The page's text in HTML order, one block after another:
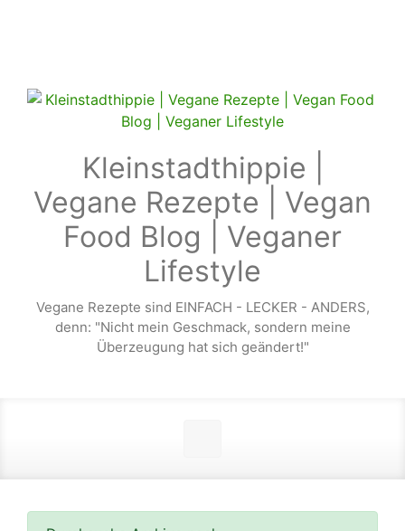
Kleinstadthippie |
Vegane Rezepte | Vegan
Food Blog | Veganer
Lifestyle
Vegane Rezepte sind EINFACH - LECKER - ANDERS,
denn: "Nicht mein Geschmack, sondern meine
Überzeugung hat sich geändert!"